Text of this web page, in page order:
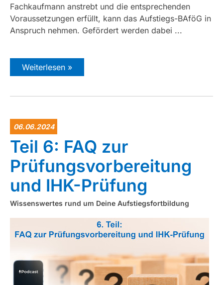
Fachkaufmann anstrebt und die entsprechenden
Voraussetzungen erfüllt, kann das Aufstiegs-BAföG in
Anspruch nehmen. Gefördert werden dabei ...
Weiterlesen »
06.06.2024
Teil 6: FAQ zur
Prüfungsvorbereitung
und IHK-Prüfung
Wissenswertes rund um Deine Aufstiegsfortbildung